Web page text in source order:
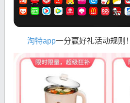
淘特app一分赢好礼活动规则！